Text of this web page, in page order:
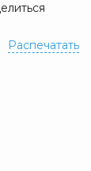
Распечатать